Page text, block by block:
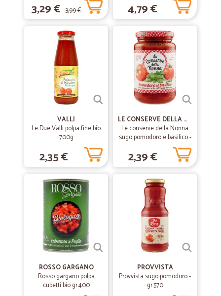
3,29 € 3,99 € 4,79 €
VALLI
Le Due Valli polpa fine bio
700g
2,35 €
LE CONSERVE DELLA NONNA
Le conserve della Nonna
sugo pomodoro e basilico -
2,39 €
ROSSO GARGANO
Rosso gargano polpa
cubetti bio gr.400
PROVVISTA
Provvista sugo pomodoro -
gr.570